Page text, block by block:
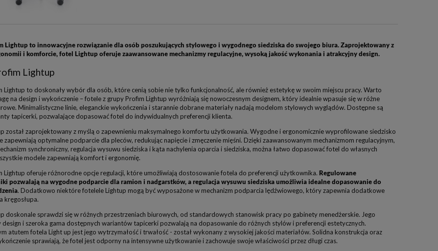
Lightup to innowacyjne rozwiązanie dla osób poszukujących stylowego i wygodnego siedziska do swojego biura. Zaprojektowany z
i komforcie, fotel Lightup oferuje zaawansowane mechanizmy regulacyjne, wysoką jakość wykonania i atrakcyjny design.
Lightup
Lightup to doskonały wybór dla osób, które cenią sobie nie tylko funkcjonalność, ale również estetykę w swoim miejscu pracy. Warto
na design i wykończenie – fotele z grupy Profim Lightup wyróżniają się nowoczesnym designem, który idealnie wpasuje się w różne
Minimalistyczne linie, eleganckie wykończenia i starannie dobrane materiały nadają modelom stylowych wyglądów. Dostępne są
tapicerki, pozwalające dopasować fotel do indywidualnych preferencji klienta.
został zaprojektowany z myślą o zapewnieniu maksymalnego komfortu użytkowania. Wygodne i ergonomicznie wyprofilowane siedzisko
zapewniają optymalne podparcie dla pleców, redukując napięcie i zmęczenie mięśni. Dzięki zaawansowanym mechanizmom regulacyjnym,
synchroniczny, regulacja wysuwu siedziska i kąta nachylenia oparcia i siedziska, można łatwo dopasować fotel do własnych
modele zapewniają komfort i ergonomię.
Lightup oferuje różnorodne opcje regulacji, które umożliwiają dostosowanie fotela do preferencji użytkownika. Regulowane
pozwalają na wygodne podparcie dla ramion i nadgarstków, a regulacja wysuwu siedziska umożliwia idealne dopasowanie do
. Dodatkowo niektóre fotelele Lightup mogą być wyposażone w mechanizm podparcia lędźwiowego, który zapewnia dodatkowe
kręgosłupa.
doskonale sprawdzi się w różnych przestrzeniach biurowych, od standardowych stanowisk pracy po gabinety menedżerskie. Jego
design i szeroka gama dostępnych wariantów tapicerki pozwalają na dopasowanie do różnych stylów i preferencji estetycznych.
atutem fotela Light up jest jego wytrzymałość i trwałość - został wykonany z wysokiej jakości materiałów. Solidna konstrukcja oraz
sprawiają, że fotel jest odporny na intensywne użytkowanie i zachowuje swoje właściwości przez długi czas.